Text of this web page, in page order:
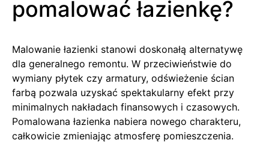
pomalować łazienkę?
Malowanie łazienki stanowi doskonałą alternatywę
dla generalnego remontu. W przeciwieństwie do
wymiany płytek czy armatury, odświeżenie ścian
farbą pozwala uzyskać spektakularny efekt przy
minimalnych nakładach finansowych i czasowych.
Pomalowana łazienka nabiera nowego charakteru,
całkowicie zmieniając atmosferę pomieszczenia.